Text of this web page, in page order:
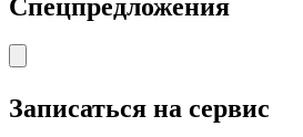
Спецпредложения
Записаться на сервис